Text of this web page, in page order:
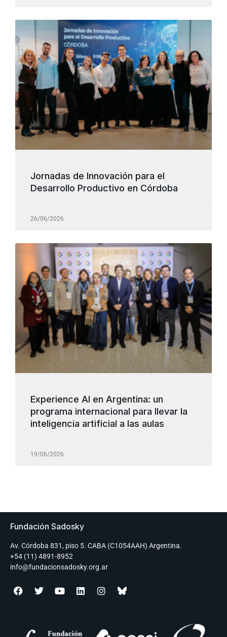
Jornadas de Innovación para el
Desarrollo Productivo en Córdoba
26/06/2026
Experience AI en Argentina: un
programa internacional para llevar la
inteligencia artificial a las aulas
19/06/2026
Fundación Sadosky
Av. Córdoba 831, piso 5. CABA (C1054AAH) Argentina.
+54 (11) 4891-8952
info@fundacionsadosky.org.ar